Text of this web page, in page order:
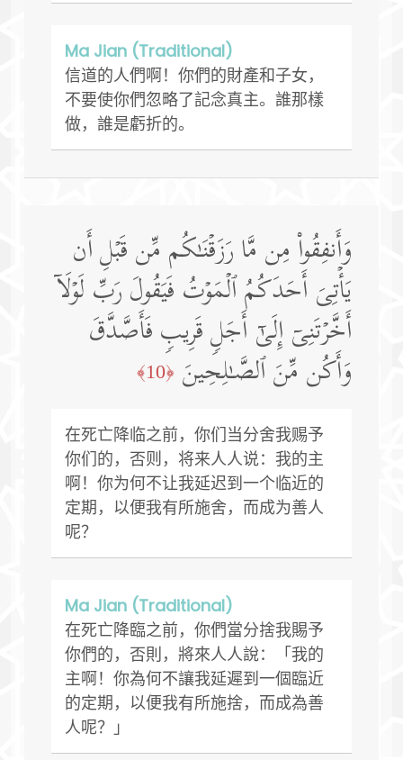
Ma Jian (Traditional)
信道的人們啊！你們的財產和子女，
不要使你們忽略了記念真主。誰那樣
做，誰是虧折的。
وَأَنفِقُوا۟ مِن مَّا رَزَقۡنَـٰكُم مِّن قَبۡلِ أَن
یَأۡتِیَ أَحَدَكُمُ ٱلۡمَوۡتُ فَیَقُولَ رَبِّ لَوۡلَاۤ
أَخَّرۡتَنِیۤ إِلَىٰۤ أَجَلࣲ قَرِیبࣲ فَأَصَّدَّقَ
وَأَكُن مِّنَ ٱلصَّـٰلِحِینَ ﴿10﴾
在死亡降临之前，你们当分舍我赐予
你们的，否则，将来人人说：我的主
啊！你为何不让我延迟到一个临近的
定期，以便我有所施舍，而成为善人
呢？
Ma Jian (Traditional)
在死亡降臨之前，你們當分捨我賜予
你們的，否則，將來人人說：「我的
主啊！你為何不讓我延遲到一個臨近
的定期，以便我有所施捨，而成為善
人呢？」